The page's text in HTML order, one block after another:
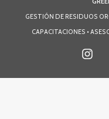
GESTIÓN DE RESIDUOS
CAPACITACIONES •